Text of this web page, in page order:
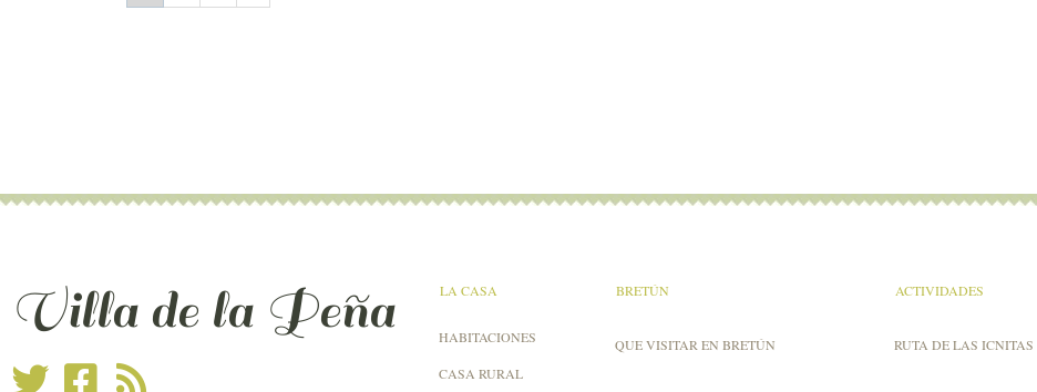
Villa de la Peña LA CASA
HABITACIONES
CASA RURAL
BRETÚN
QUE VISITAR EN BRETÚN
ACTIVIDADES
RUTA DE LAS ICNITAS